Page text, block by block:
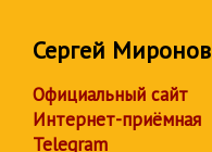
Сергей Миронов
Официальный сайт
Интернет-приёмная
Telegram